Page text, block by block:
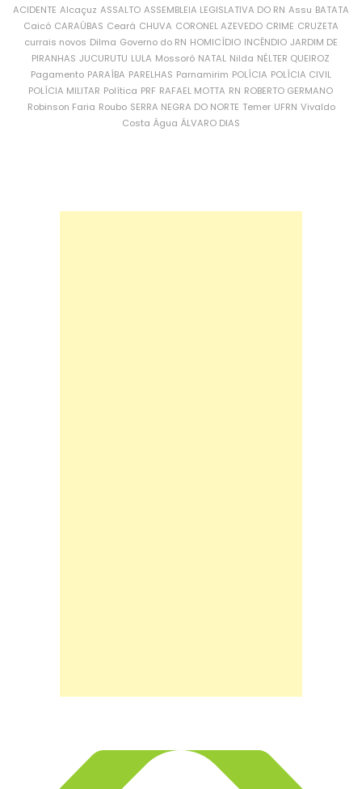
ACIDENTE Alcaçuz ASSALTO ASSEMBLEIA LEGISLATIVA DO RN Assu BATATA
Caicó CARAÚBAS Ceará CHUVA CORONEL AZEVEDO CRIME CRUZETA
currais novos Dilma Governo do RN HOMICÍDIO INCÊNDIO JARDIM DE
PIRANHAS JUCURUTU LULA Mossoró NATAL Nilda NÉLTER QUEIROZ
Pagamento PARAÍBA PARELHAS Parnamirim POLÍCIA POLÍCIA CIVIL
POLÍCIA MILITAR Política PRF RAFAEL MOTTA RN ROBERTO GERMANO
Robinson Faria Roubo SERRA NEGRA DO NORTE Temer UFRN Vivaldo
Costa Água ÁLVARO DIAS